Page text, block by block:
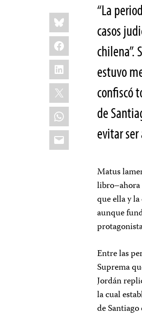
Share
this:
Bluesky
Facebook
LinkedIn
X
WhatsApp
Email
“La
casos
chilena”.
estuvo
confiscó
de
evitar
Matus
libro–ahora
que ella y
aunque
Entre las
Suprema
Jordán
la cual
de